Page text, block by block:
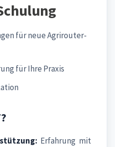
für neue Agrirouter-
für Ihre Praxis
Erfahrung mit